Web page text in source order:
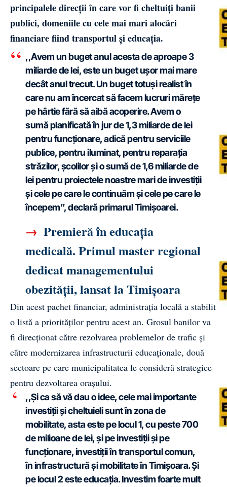
principalele direcții în care vor fi cheltuiți banii
publici, domeniile cu cele mai mari alocări
financiare fiind transportul și educația.
,,Avem un buget anul acesta de aproape 3
miliarde de lei, este un buget ușor mai mare
decât anul trecut. Un buget totuși realist în
care nu am încercat să facem lucruri mărețe
pe hârtie fără să aibă acoperire. Avem o
sumă planificată în jur de 1,3 miliarde de lei
pentru funcționare, adică pentru serviciile
publice, pentru iluminat, pentru reparația
străzilor, școlilor și o sumă de 1,6 miliarde de
lei pentru proiectele noastre mari de investiții
și cele pe care le continuăm și cele pe care le
începem”, declară primarul Timișoarei.
→ Premieră în educația
medicală. Primul master regional
dedicat managementului
obezității, lansat la Timișoara
Din acest pachet financiar, administrația locală a stabilit
o listă a priorităților pentru acest an. Grosul banilor va
fi direcționat către rezolvarea problemelor de trafic și
către modernizarea infrastructurii educaționale, două
sectoare pe care municipalitatea le consideră strategice
pentru dezvoltarea orașului.
,,Și ca să vă dau o idee, cele mai importante
investiții și cheltuieli sunt în zona de
mobilitate, asta este pe locul 1, cu peste 700
de milioane de lei, și pe investiții și pe
funcționare, investiții în transportul comun,
în infrastructură și mobilitate în Timișoara. Și
pe locul 2 este educația. Investim foarte mult